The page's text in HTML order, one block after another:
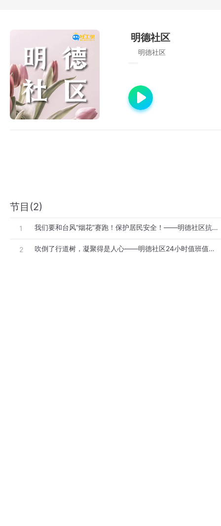
明德社区
明德社区
节目(2)
1 我们要和台风“烟花”赛跑！保护居民安全！——明德社区抗台纪实
2 吹倒了行道树，凝聚得是人心——明德社区24小时值班值守抗击台风